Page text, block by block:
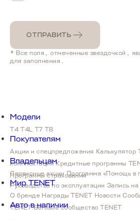
ОТПРАВИТЬ
* Все поля, отмеченные звездочкой,
для заполнения.
Модели
T4 T4L T7 T8
Покупателям
Акции и спецпредложения Калькулятор
комплектаций Кредитные программы
Программы страхования
Владельцам
Сервисные акции Программа «Помощь в
Руководства по эксплуатации Запись на
Мир TENET
О бренде Награды TENET Новости
TENET Беговое сообщество TENET
Авто в наличии